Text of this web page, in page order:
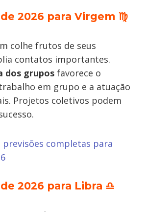
2026 para Virgem ♍
colhe frutos de seus
contatos importantes.
dos grupos favorece o
em grupo e a atuação
Projetos coletivos podem
previsões completas para
2026 para Libra ♎